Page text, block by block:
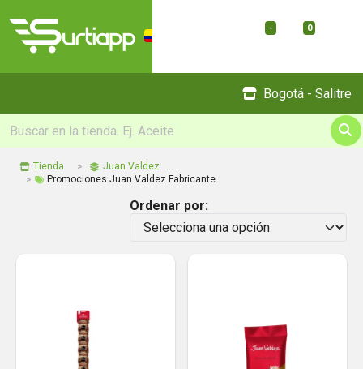
- 0
Bogotá - Salitre
Tienda
Juan Valdez
Promociones Juan Valdez Fabricante
Ordenar por: